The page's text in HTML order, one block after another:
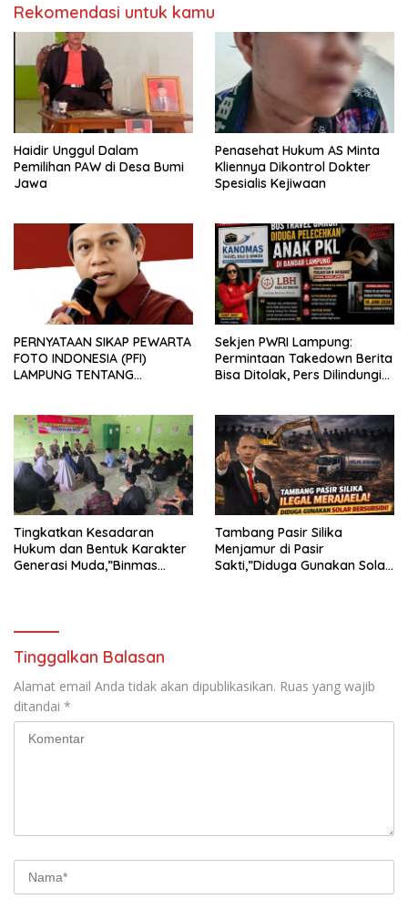
Rekomendasi untuk kamu
Haidir Unggul Dalam
Pemilihan PAW di Desa Bumi
Jawa
Penasehat Hukum AS Minta
Kliennya Dikontrol Dokter
Spesialis Kejiwaan
PERNYATAAN SIKAP PEWARTA
FOTO INDONESIA (PFI)
LAMPUNG TENTANG
TERHADAP JURNALIS DI
PENGADILAN NEGERI
TANJUNG KARANG.
Sekjen PWRI Lampung:
Permintaan Takedown Berita
Bisa Ditolak, Pers Dilindungi
Tingkatkan Kesadaran
Hukum dan Bentuk Karakter
Generasi Muda,”Binmas
Tambang Pasir Silika
Menjamur di Pasir
Sakti,”Diduga Gunakan Solar
Tinggalkan Balasan
Alamat email Anda tidak akan dipublikasikan. Ruas yang wajib
ditandai *